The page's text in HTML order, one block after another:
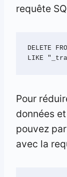
requête
DELETE
LIKE
Pour
données
pouvez
avec la